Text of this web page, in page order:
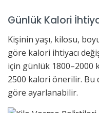
Günlük Kalori
Kişinin yaşı, kilosu,
göre kalori ihtiyacı
için günlük 1800–2000
2500 kalori önerilir. Bu
göre ayarlanabilir.